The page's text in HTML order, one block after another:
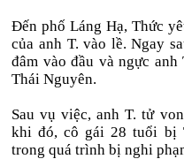
Đến phố Láng Hạ, Thức
của anh T. vào lề. Ngay
đâm vào đầu và ngực
Thái Nguyên.
Sau vụ việc, anh T. tử
khi đó, cô gái 28 tuổi bị
trong quá trình bị nghi